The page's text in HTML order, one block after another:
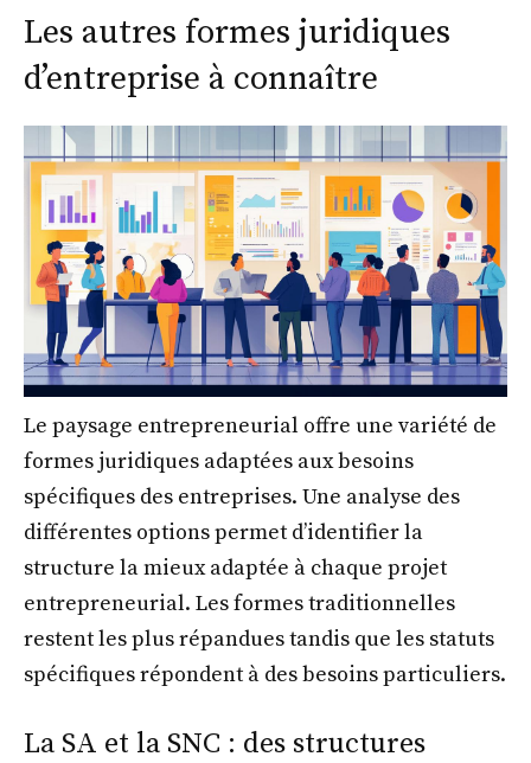
Les autres formes juridiques
d’entreprise à connaître
Le paysage entrepreneurial offre une variété de
formes juridiques adaptées aux besoins
spécifiques des entreprises. Une analyse des
différentes options permet d’identifier la
structure la mieux adaptée à chaque projet
entrepreneurial. Les formes traditionnelles
restent les plus répandues tandis que les statuts
spécifiques répondent à des besoins particuliers.
La SA et la SNC : des structures